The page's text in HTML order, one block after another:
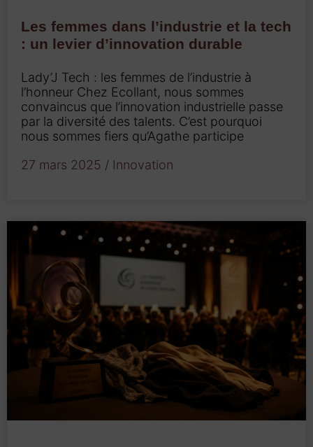
Les femmes dans l’industrie et la tech
: un levier d’innovation durable
Lady’J Tech : les femmes de l’industrie à
l’honneur Chez Ecollant, nous sommes
convaincus que l’innovation industrielle passe
par la diversité des talents. C’est pourquoi
nous sommes fiers qu’Agathe participe
27 mars 2025 / Innovation